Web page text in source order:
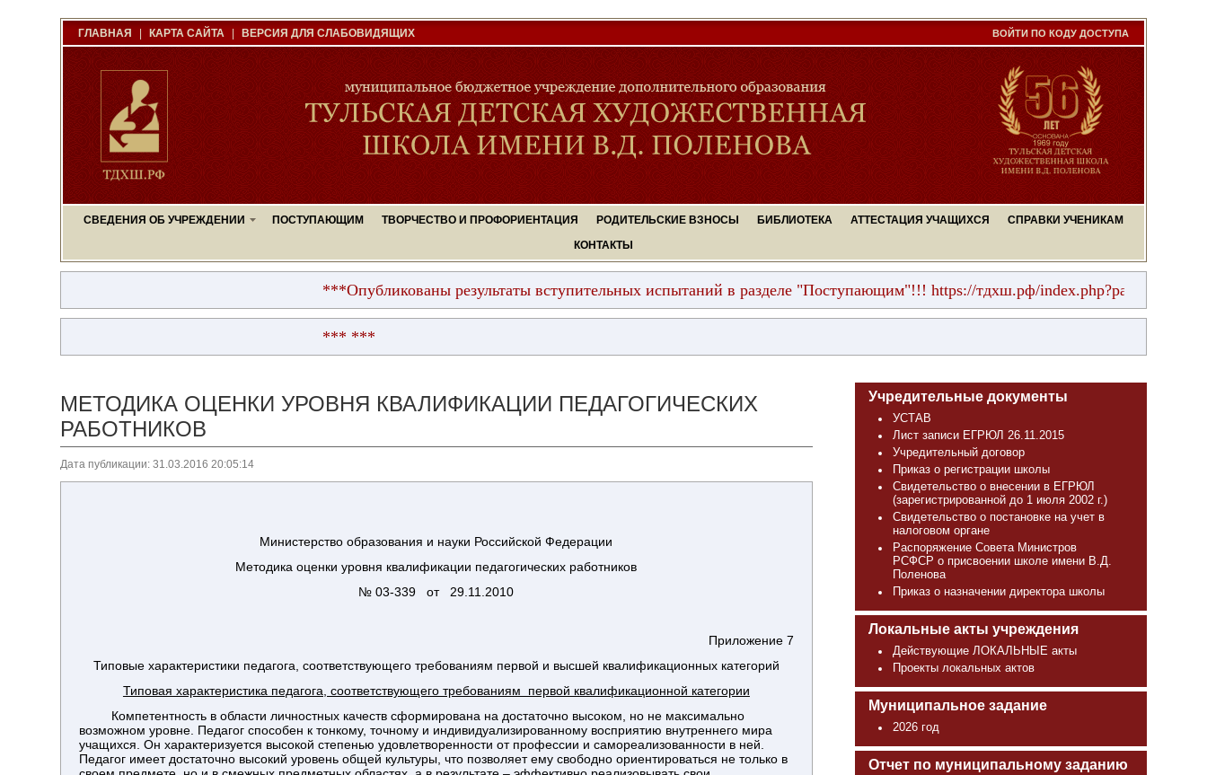
ГЛАВНАЯ КАРТА САЙТА ВЕРСИЯ ДЛЯ СЛАБОВИДЯЩИХ ВОЙТИ ПО КОДУ ДОСТУПА
СВЕДЕНИЯ ОБ УЧРЕЖДЕНИИ ПОСТУПАЮЩИМ ТВОРЧЕСТВО И ПРОФОРИЕНТАЦИЯ РОДИТЕЛЬСКИЕ ВЗНОСЫ БИБЛИОТЕКА АТТЕСТАЦИЯ УЧАЩИХСЯ
СПРАВКИ УЧЕНИКАМ
КОНТАКТЫ
***Опубликованы результаты вступительных испытаний в разделе "Поступающим"!!! https://тдхш.рф/
МЕТОДИКА ОЦЕНКИ УРОВНЯ КВАЛИФИКАЦИИ ПЕДАГОГИЧЕСКИХ
РАБОТНИКОВ
Дата публикации: 31.03.2016 20:05:14
Министерство образования и науки Российской Федерации
Методика оценки уровня квалификации педагогических работников
№ 03-339 от 29.11.2010
Приложение 7
Типовые характеристики педагога, соответствующего требованиям первой и высшей квалификационных категорий
Типовая характеристика педагога, соответствующего требованиям первой квалификационной категории
Компетентность в области личностных качеств сформирована на достаточно высоком, но не максимально
возможном уровне. Педагог способен к тонкому, точному и индивидуализированному восприятию внутреннего мира
учащихся. Он характеризуется высокой степенью удовлетворенности от профессии и самореализованности в ней.
Педагог имеет достаточно высокий уровень общей культуры, что позволяет ему свободно ориентироваться не только в
Учредительные документы
УСТАВ
Лист записи ЕГРЮЛ 26.11.2015
Учредительный договор
Приказ о регистрации школы
Свидетельство о внесении в ЕГРЮЛ
(зарегистрированной до 1 июля 2002 г.)
Свидетельство о постановке на учет в
налоговом органе
Распоряжение Совета Министров
РСФСР о присвоении школе имени В.Д.
Поленова
Приказ о назначении директора школы
Локальные акты учреждения
Действующие ЛОКАЛЬНЫЕ акты
Проекты локальных актов
Муниципальное задание
2026 год
Отчет по муниципальному заданию